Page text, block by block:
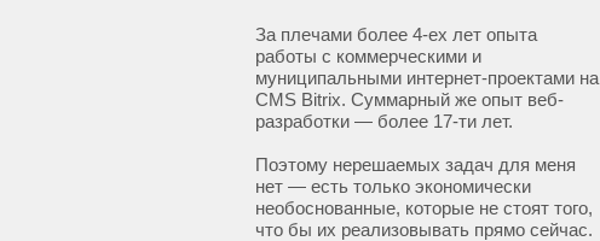
За плечами более 4-ех лет опыта
работы с коммерческими и
муниципальными интернет-проектами на
CMS Bitrix. Суммарный же опыт веб-
разработки — более 17-ти лет.
Поэтому нерешаемых задач для меня
нет — есть только экономически
необоснованные, которые не стоят того,
что бы их реализовывать прямо сейчас.